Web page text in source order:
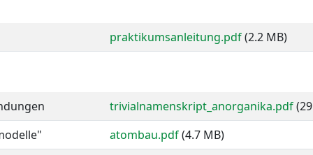
praktikumsanleitung.pdf(2.2 MB)
trivialnamenskript_anorganika.pdf
atombau.pdf(4.7 MB)